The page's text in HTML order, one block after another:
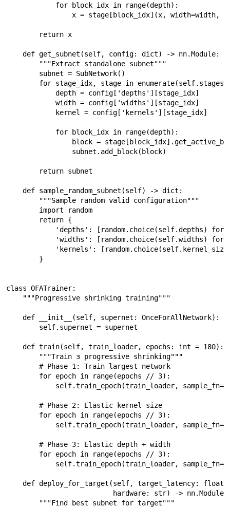
            for block_idx in range(depth):
x = stage[block_idx](x, width=width,
        return x
    def get_subnet(self, config: dict) -> nn.Module:
        """Extract standalone subnet"""
        subnet = SubNetwork()
for stage_idx, stage in
            depth = config['depths'][stage_idx]
            width = config['widths'][stage_idx]
            kernel = config['kernels'][stage_idx]
            for block_idx in range(depth):
block =
                subnet.add_block(block)
        return subnet
    def sample_random_subnet(self) -> dict:
        """Sample random valid configuration"""
        import random
        return {
'depths': [random.choice(self.depths) for
'widths': [random.choice(self.widths) for
'kernels':
        }
class OFATrainer:
    """Progressive shrinking training"""
    def __init__(self, supernet: OnceForAllNetwork):
        self.supernet = supernet
    def train(self, train_loader, epochs: int = 180):
        """Train з progressive shrinking"""
        # Phase 1: Train largest network
        for epoch in range(epochs // 3):
self.train_epoch(train_loader,
        # Phase 2: Elastic kernel size
        for epoch in range(epochs // 3):
self.train_epoch(train_loader,
        # Phase 3: Elastic depth + width
        for epoch in range(epochs // 3):
self.train_epoch(train_loader,
    def deploy_for_target(self, target_latency: float,
                          hardware: str) -> nn.Module:
        """Find best subnet for target"""